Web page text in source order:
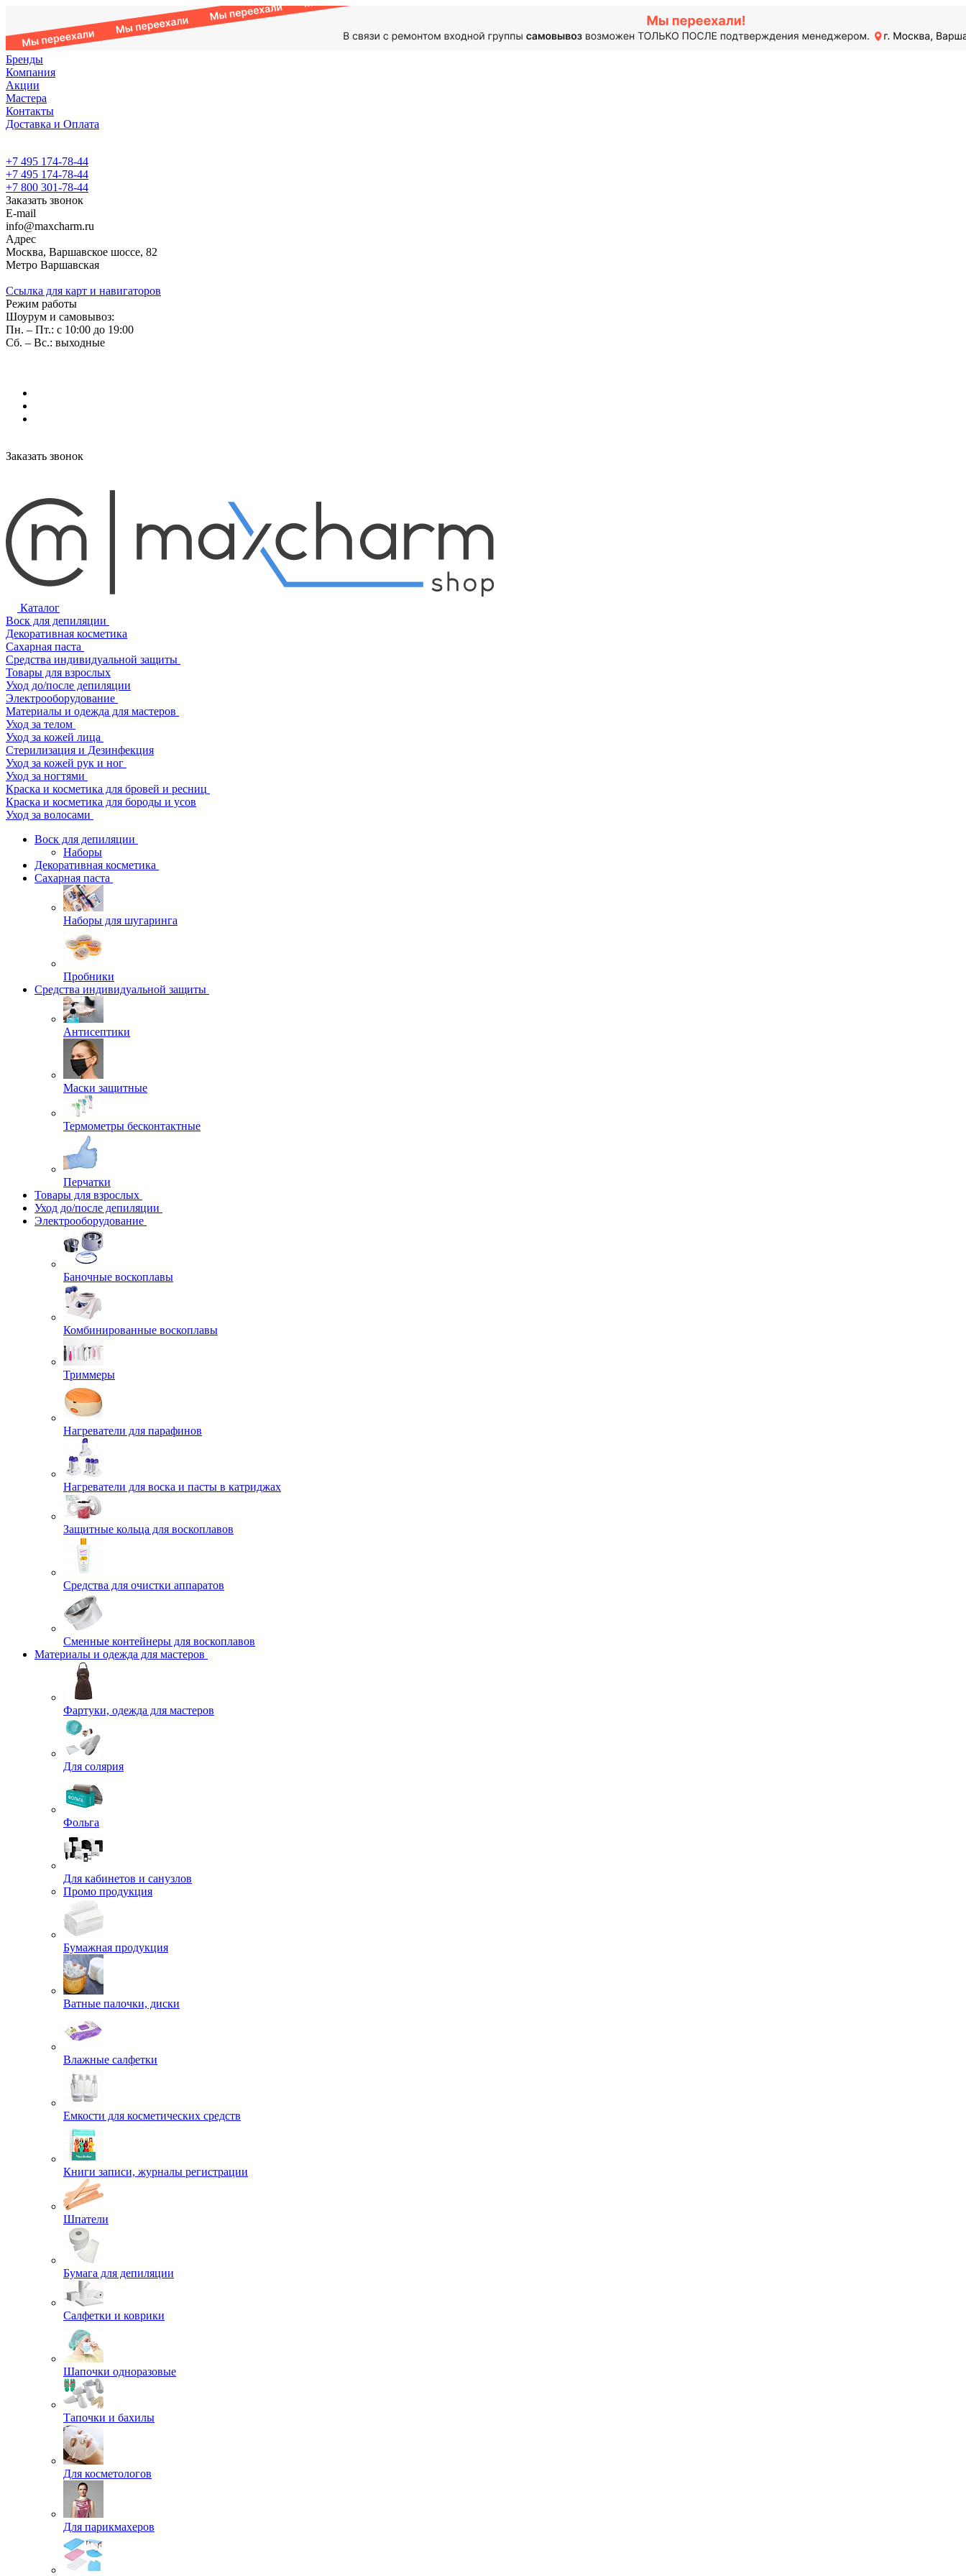
Бренды
Компания
Акции
Мастера
Контакты
Доставка и Оплата
+7 495 174-78-44
+7 495 174-78-44
+7 800 301-78-44
Заказать звонок
E-mail
info@maxcharm.ru
Адрес
Москва, Варшавское шоссе, 82
Метро Варшавская
Ссылка для карт и навигаторов
Режим работы
Шоурум и самовывоз:
Пн. – Пт.: с 10:00 до 19:00
Сб. – Вс.: выходные
Заказать звонок
Каталог
Воск для депиляции
Декоративная косметика
Сахарная паста
Средства индивидуальной защиты
Товары для взрослых
Уход до/после депиляции
Электрооборудование
Материалы и одежда для мастеров
Уход за телом
Уход за кожей лица
Стерилизация и Дезинфекция
Уход за кожей рук и ног
Уход за ногтями
Краска и косметика для бровей и ресниц
Краска и косметика для бороды и усов
Уход за волосами
Воск для депиляции
Наборы
Декоративная косметика
Сахарная паста
Наборы для шугаринга
Пробники
Средства индивидуальной защиты
Антисептики
Маски защитные
Термометры бесконтактные
Перчатки
Товары для взрослых
Уход до/после депиляции
Электрооборудование
Баночные воскоплавы
Комбинированные воскоплавы
Триммеры
Нагреватели для парафинов
Нагреватели для воска и пасты в катриджах
Защитные кольца для воскоплавов
Средства для очистки аппаратов
Сменные контейнеры для воскоплавов
Материалы и одежда для мастеров
Фартуки, одежда для мастеров
Для солярия
Фольга
Для кабинетов и санузлов
Промо продукция
Бумажная продукция
Ватные палочки, диски
Влажные салфетки
Емкости для косметических средств
Книги записи, журналы регистрации
Шпатели
Бумага для депиляции
Салфетки и коврики
Шапочки одноразовые
Тапочки и бахилы
Для косметологов
Для парикмахеров